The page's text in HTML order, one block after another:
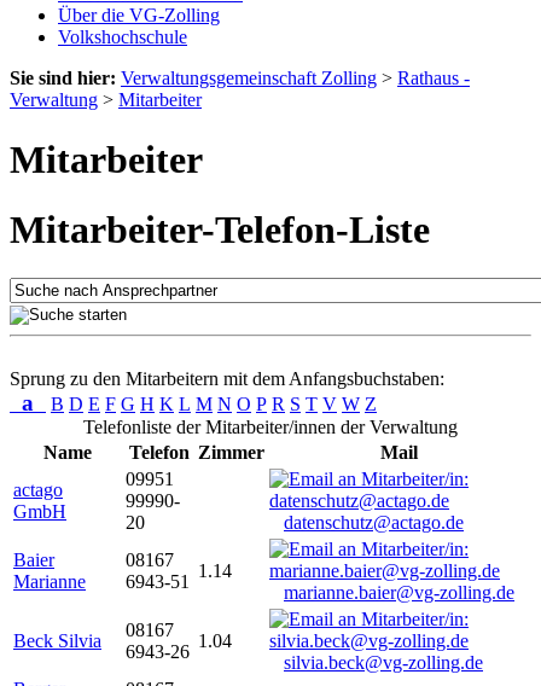
Über die VG-Zolling
Volkshochschule
Sie sind hier: Verwaltungsgemeinschaft Zolling > Rathaus -
Verwaltung > Mitarbeiter
Mitarbeiter
Mitarbeiter-Telefon-Liste
Sprung zu den Mitarbeitern mit dem Anfangsbuchstaben:
a B D E F G H K L M N O P R S T V W Z
Telefonliste der Mitarbeiter/innen der Verwaltung
Name
Telefon Zimmer
Mail
actago
GmbH
09951
99990-
20
datenschutz@actago.de
Baier
Marianne
08167
6943-51
1.14
marianne.baier@vg-zolling.de
Beck Silvia
08167
6943-26
1.04
silvia.beck@vg-zolling.de